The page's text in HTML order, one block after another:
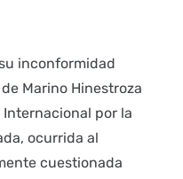
inconformidad
Marino Hinestroza
por la
ocurrida al
cuestionada